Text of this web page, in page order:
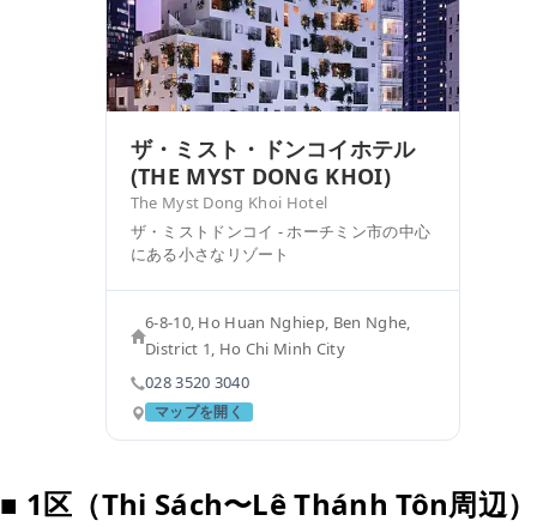
ザ・ミスト・ドンコイホテル
(THE MYST DONG KHOI)
The Myst Dong Khoi Hotel
ザ・ミストドンコイ - ホーチミン市の中心
にある小さなリゾート
6-8-10, Ho Huan Nghiep, Ben Nghe,
District 1, Ho Chi Minh City
028 3520 3040
マップを開く
■ 1区（Thi Sách〜Lê Thánh Tôn周辺）